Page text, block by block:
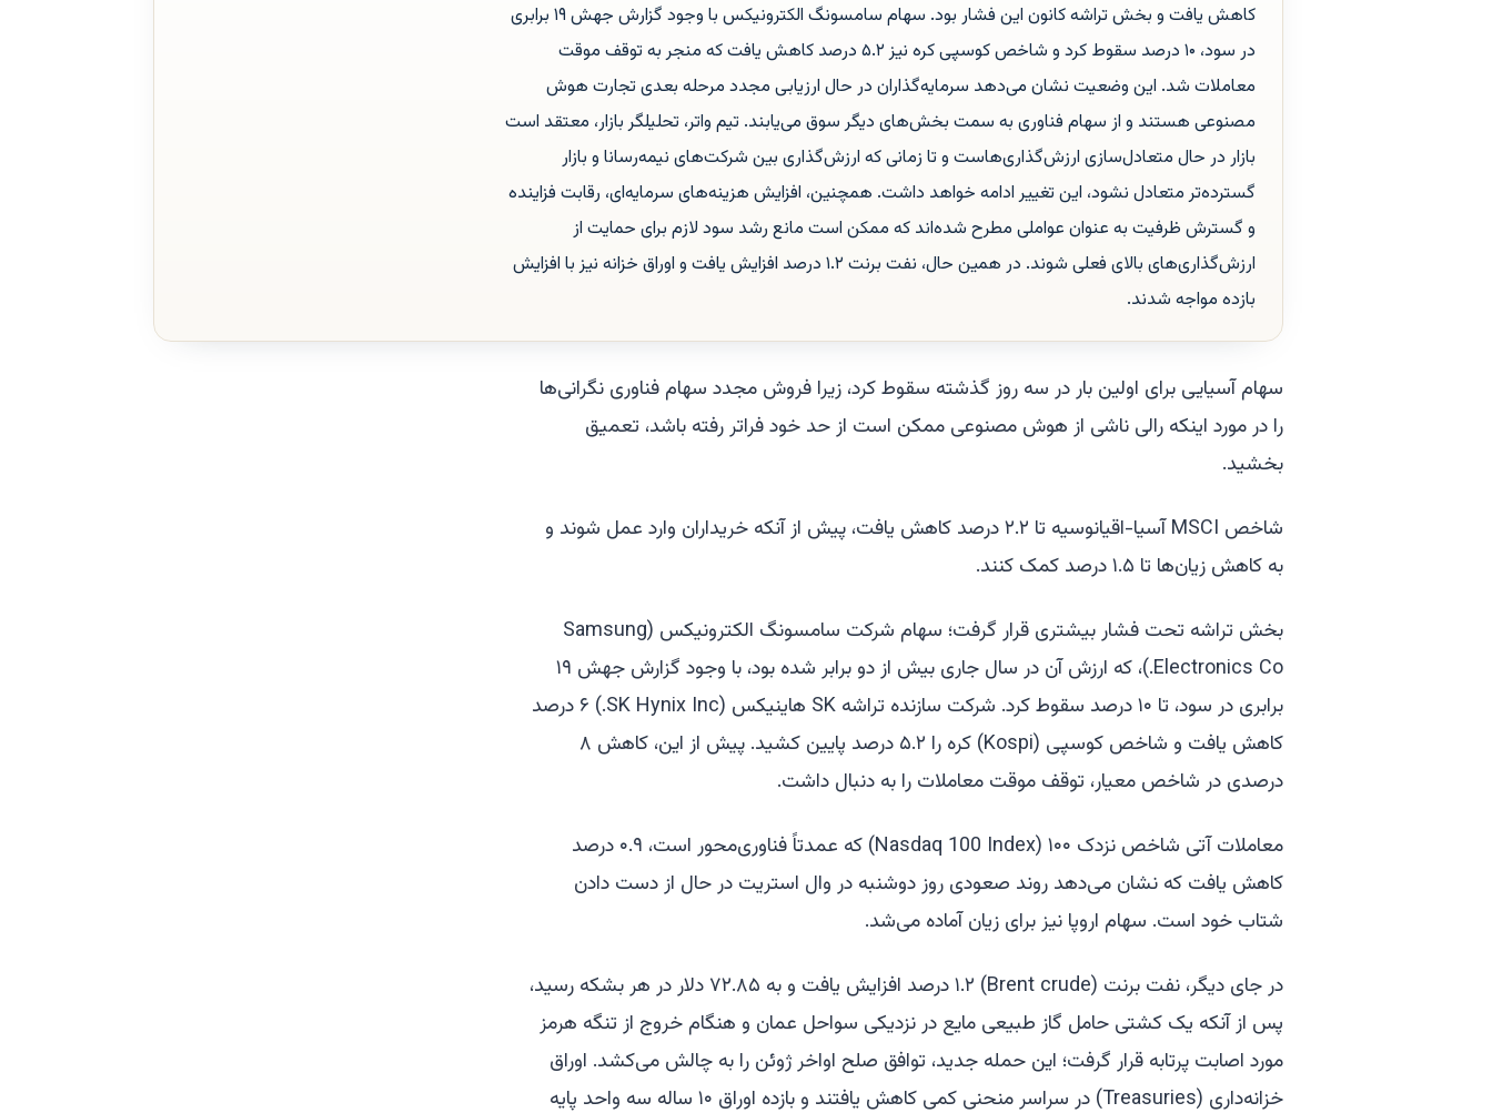
کاهش یافت و بخش تراشه کانون این فشار بود. سهام سامسونگ الکترونیکس با وجود گزارش جهش ۱۹ برابری
در سود، ۱۰ درصد سقوط کرد و شاخص کوسپی کره نیز ۵.۲ درصد کاهش یافت که منجر به توقف موقت
معاملات شد. این وضعیت نشان می‌دهد سرمایه‌گذاران در حال ارزیابی مجدد مرحله بعدی تجارت هوش
مصنوعی هستند و از سهام فناوری به سمت بخش‌های دیگر سوق می‌یابند. تیم واتر، تحلیلگر بازار، معتقد است
بازار در حال متعادل‌سازی ارزش‌گذاری‌هاست و تا زمانی که ارزش‌گذاری بین شرکت‌های نیمه‌رسانا و بازار
گسترده‌تر متعادل نشود، این تغییر ادامه خواهد داشت. همچنین، افزایش هزینه‌های سرمایه‌ای، رقابت فزاینده
و گسترش ظرفیت به عنوان عواملی مطرح شده‌اند که ممکن است مانع رشد سود لازم برای حمایت از
ارزش‌گذاری‌های بالای فعلی شوند. در همین حال، نفت برنت ۱.۲ درصد افزایش یافت و اوراق خزانه نیز با افزایش
بازده مواجه شدند.
سهام آسیایی برای اولین بار در سه روز گذشته سقوط کرد، زیرا فروش مجدد سهام فناوری نگرانی‌ها
را در مورد اینکه رالی ناشی از هوش مصنوعی ممکن است از حد خود فراتر رفته باشد، تعمیق
بخشید.
شاخص MSCI آسیا-اقیانوسیه تا ۲.۲ درصد کاهش یافت، پیش از آنکه خریداران وارد عمل شوند و
به کاهش زیان‌ها تا ۱.۵ درصد کمک کنند.
بخش تراشه تحت فشار بیشتری قرار گرفت؛ سهام شرکت سامسونگ الکترونیکس (Samsung
Electronics Co.)، که ارزش آن در سال جاری بیش از دو برابر شده بود، با وجود گزارش جهش ۱۹
برابری در سود، تا ۱۰ درصد سقوط کرد. شرکت سازنده تراشه SK هاینیکس (SK Hynix Inc.) ۶ درصد
کاهش یافت و شاخص کوسپی (Kospi) کره را ۵.۲ درصد پایین کشید. پیش از این، کاهش ۸
درصدی در شاخص معیار، توقف موقت معاملات را به دنبال داشت.
معاملات آتی شاخص نزدک ۱۰۰ (Nasdaq 100 Index) که عمدتاً فناوری‌محور است، ۰.۹ درصد
کاهش یافت که نشان می‌دهد روند صعودی روز دوشنبه در وال استریت در حال از دست دادن
شتاب خود است. سهام اروپا نیز برای زیان آماده می‌شد.
در جای دیگر، نفت برنت (Brent crude) ۱.۲ درصد افزایش یافت و به ۷۲.۸۵ دلار در هر بشکه رسید،
پس از آنکه یک کشتی حامل گاز طبیعی مایع در نزدیکی سواحل عمان و هنگام خروج از تنگه هرمز
مورد اصابت پرتابه قرار گرفت؛ این حمله جدید، توافق صلح اواخر ژوئن را به چالش می‌کشد. اوراق
خزانه‌داری (Treasuries) در سراسر منحنی کمی کاهش یافتند و بازده اوراق ۱۰ ساله سه واحد پایه